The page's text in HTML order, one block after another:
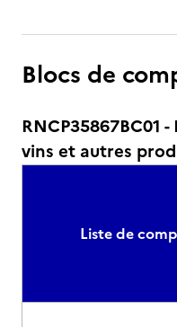
Blocs de
RNCP35867BC01
vins et autres
Liste de